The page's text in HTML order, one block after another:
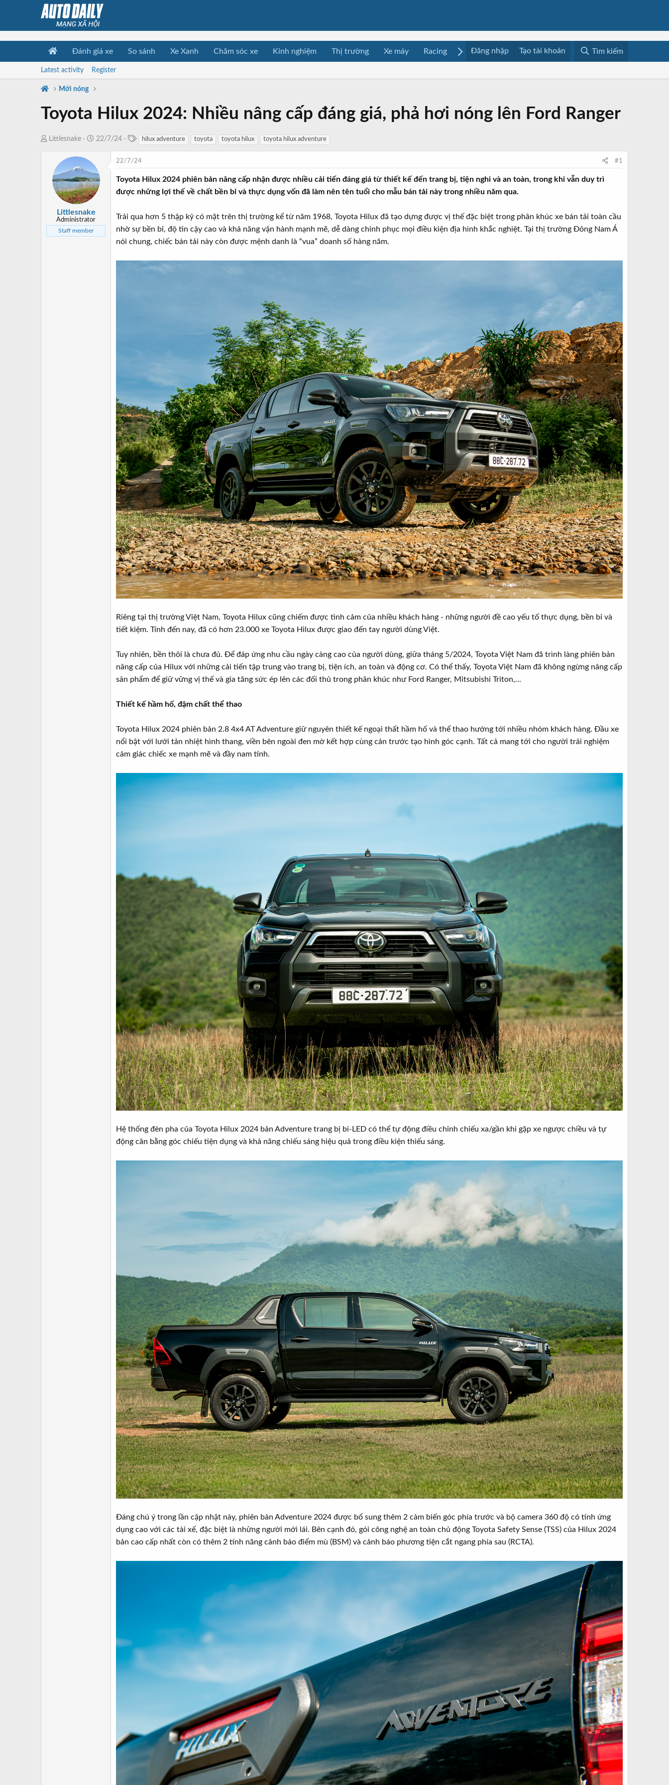
Đánh giá xe So sánh Xe Xanh Chăm sóc xe Kinh nghiệm Thị trường Xe máy Racing Mua bán Media Resources
Đăng nhập Tạo tài khoản Tìm kiếm
Latest activity Register
Mới nóng
Toyota Hilux 2024: Nhiều nâng cấp đáng giá, phả hơi nóng lên Ford Ranger
T
a
r
Littlesnake
N
y
b
ắ
ầ
u
22/7/24
g
hilux adventure toyota toyota hilux toyota hilux adventure
Littlesnake
Administrator
Staff member
22/7/24 #1
Toyota Hilux 2024 phiên bản nâng cấp nhận được nhiều cải tiến đáng giá từ thiết kế đến trang bị, tiện nghi và an toàn, trong khi vẫn duy trì
được những lợi thế về chất bền bỉ và thực dụng vốn đã làm nên tên tuổi cho mẫu bán tải này trong nhiều năm qua.
Trải qua hơn 5 thập kỷ có mặt trên thị trường kể từ năm 1968, Toyota Hilux đã tạo dựng được vị thế đặc biệt trong phân khúc xe bán tải toàn cầu
nhờ sự bền bỉ, độ tin cậy cao và khả năng vận hành mạnh mẽ, dễ dàng chinh phục mọi điều kiện địa hình khắc nghiệt. Tại thị trường Đông Nam Á
nói chung, chiếc bán tải này còn được mệnh danh là “vua” doanh số hàng năm.
Riêng tại thị trường Việt Nam, Toyota Hilux cũng chiếm được tình cảm của nhiều khách hàng - những người đề cao yếu tố thực dụng, bền bỉ và
tiết kiệm. Tính đến nay, đã có hơn 23.000 xe Toyota Hilux được giao đến tay người dùng Việt.
Tuy nhiên, bền thôi là chưa đủ. Để đáp ứng nhu cầu ngày càng cao của người dùng, giữa tháng 5/2024, Toyota Việt Nam đã trình làng phiên bản
nâng cấp của Hilux với những cải tiến tập trung vào trang bị, tiện ích, an toàn và động cơ. Có thể thấy, Toyota Việt Nam đã không ngừng nâng cấp
sản phẩm để giữ vững vị thế và gia tăng sức ép lên các đối thủ trong phân khúc như Ford Ranger, Mitsubishi Triton,...
Thiết kế hầm hố, đậm chất thể thao
Toyota Hilux 2024 phiên bản 2.8 4x4 AT Adventure giữ nguyên thiết kế ngoại thất hầm hố và thể thao hướng tới nhiều nhóm khách hàng. Đầu xe
nổi bật với lưới tản nhiệt hình thang, viền bên ngoài đen mờ kết hợp cùng cản trước tạo hình góc cạnh. Tất cả mang tới cho người trải nghiệm
cảm giác chiếc xe mạnh mẽ và đầy nam tính.
Hệ thống đèn pha của Toyota Hilux 2024 bản Adventure trang bị bi-LED có thể tự động điều chỉnh chiếu xa/gần khi gặp xe ngược chiều và tự
động cân bằng góc chiếu tiện dụng và khả năng chiếu sáng hiệu quả trong điều kiện thiếu sáng.
Đáng chú ý trong lần cập nhật này, phiên bản Adventure 2024 được bổ sung thêm 2 cảm biến góc phía trước và bộ camera 360 độ có tính ứng
dụng cao với các tài xế, đặc biệt là những người mới lái. Bên cạnh đó, gói công nghệ an toàn chủ động Toyota Safety Sense (TSS) của Hilux 2024
bản cao cấp nhất còn có thêm 2 tính năng cảnh báo điểm mù (BSM) và cảnh báo phương tiện cắt ngang phía sau (RCTA).